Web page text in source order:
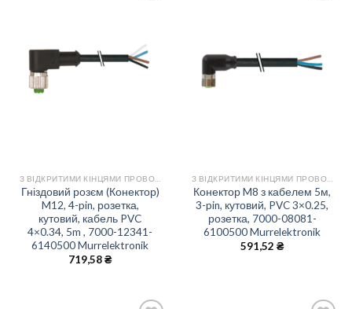
Гніздовий розєм (Конектор)
M12, 4-pin, розетка,
кутовий, кабель PVC
4×0.34, 5m , 7000-12341-
6140500 Murrelektronik
719,58₴
Конектор M8 з кабелем 5м,
3-pin, кутовий, PVC 3×0.25,
розетка, 7000-08081-
6100500 Murrelektronik
591,52 ₴